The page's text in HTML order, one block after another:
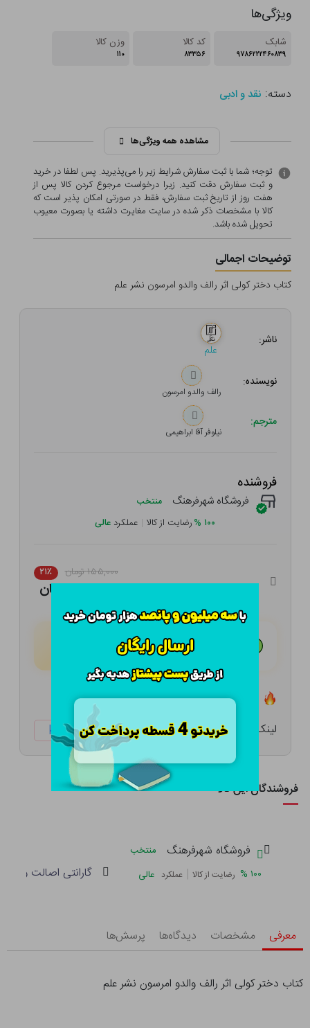
ویژگی‌ها
شابک
۹۷۸۶۲۲۲۴۶۰۸۳۹
کد کالا
۸۳۳۵۶
وزن کالا
۱۱۰
دسته: نقد و ادبی
مشاهده همه ویژگی‌ها
توجه؛ شما با ثبت سفارش شرایط زیر را می‌پذیرید. پس لطفا در خرید
و ثبت سفارش دقت کنید. زیرا درخواست مرجوع کردن کالا پس از
هفت روز از تاریخ ثبت سفارش، فقط در صورتی امکان پذیر است که
کالا با مشخصات ذکر شده در سایت مغایرت داشته یا بصورت معيوب
تحویل شده باشد.
توضیحات اجمالی
کتاب دختر کولی اثر رالف والدو امرسون نشر علم
ناشر:
علم
نویسنده:
رالف والدو امرسون
مترجم:
نیلوفر آقا ابراهیمی
فروشنده
فروشگاه شهرفرهنگ منتخب
۱۰۰ %رضایت از کالا | عملکرد عالی
۱۵۵,۰۰۰ تومان ۲۱٪
۱۲۲,۴۵۰ تومان
هـر قسط با تــرب‌پــی:
تعداد ۱ عدد در انبار موجود است
لینک کوتاه: ketabtala.com/sbp-41534
فروشندگان این کالا
فروشگاه شهرفرهنگ
منتخب
۱۰۰ % رضایت از کالا | عملکرد عالی گارانتی اصالت و
معرفی مشخصات دیدگاه‌ها پرسش‌ها
کتاب دختر کولی اثر رالف والدو امرسون نشر علم